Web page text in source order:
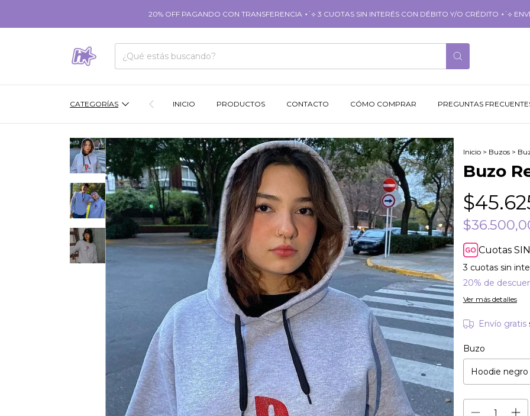
20% OFF PAGANDO CON TRANSFERENCIA ⋆˙⟡ 3 CUOTAS SIN INTERÉS CON DÉBITO Y/O CRÉDITO ⋆˙⟡
CATEGORÍAS INICIO PRODUCTOS CONTACTO CÓMO COMPRAR PREGUNTAS
1/3 Inicio > Buzos >
Buzo
Cuotas
3 cuotas sin
20% de
Ver más detalles
Envío gratis
Buzo